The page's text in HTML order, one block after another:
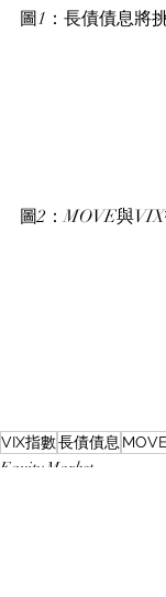
圖1：長債債息將
圖2：MOVE與
VIX指數長債債息
Equity Market